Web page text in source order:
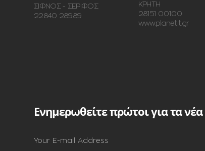
ΣΙΦΝΟΣ - ΣΕΡΙΦΟΣ
22840 28989
ΚΡΗΤΗ
28151 00100
www.planetit.gr
Ενημερωθείτε πρώτοι για τα